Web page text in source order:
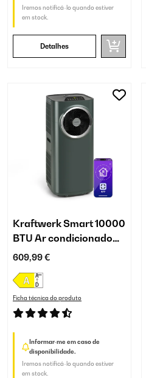
Iremos notificá-lo quando estiver
em stock.
Detalhes
Kraftwerk Smart 10000
BTU Ar condicionado
portátil Antracite
609,99 €
Ficha técnica do produto
Informar-me em caso de
disponibilidade.
Iremos notificá-lo quando estiver
em stock.